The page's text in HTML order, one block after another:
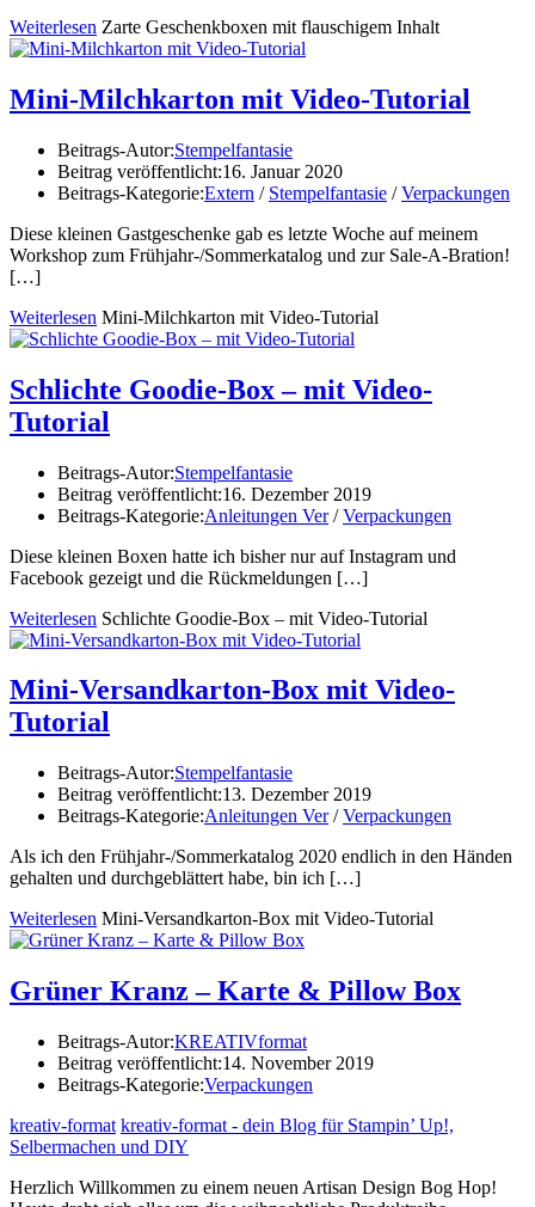
Weiterlesen Zarte Geschenkboxen mit flauschigem Inhalt
Mini-Milchkarton mit Video-Tutorial
Beitrags-Autor:Stempelfantasie
Beitrag veröffentlicht:16. Januar 2020
Beitrags-Kategorie:Extern / Stempelfantasie / Verpackungen
Diese kleinen Gastgeschenke gab es letzte Woche auf meinem
Workshop zum Frühjahr-/Sommerkatalog und zur Sale-A-Bration!
[…]
Weiterlesen Mini-Milchkarton mit Video-Tutorial
Schlichte Goodie-Box – mit Video-
Tutorial
Beitrags-Autor:Stempelfantasie
Beitrag veröffentlicht:16. Dezember 2019
Beitrags-Kategorie:Anleitungen Ver / Verpackungen
Diese kleinen Boxen hatte ich bisher nur auf Instagram und
Facebook gezeigt und die Rückmeldungen […]
Weiterlesen Schlichte Goodie-Box – mit Video-Tutorial
Mini-Versandkarton-Box mit Video-
Tutorial
Beitrags-Autor:Stempelfantasie
Beitrag veröffentlicht:13. Dezember 2019
Beitrags-Kategorie:Anleitungen Ver / Verpackungen
Als ich den Frühjahr-/Sommerkatalog 2020 endlich in den Händen
gehalten und durchgeblättert habe, bin ich […]
Weiterlesen Mini-Versandkarton-Box mit Video-Tutorial
Grüner Kranz – Karte & Pillow Box
Beitrags-Autor:KREATIVformat
Beitrag veröffentlicht:14. November 2019
Beitrags-Kategorie:Verpackungen
kreativ-format kreativ-format - dein Blog für Stampin’ Up!,
Selbermachen und DIY
Herzlich Willkommen zu einem neuen Artisan Design Bog Hop!